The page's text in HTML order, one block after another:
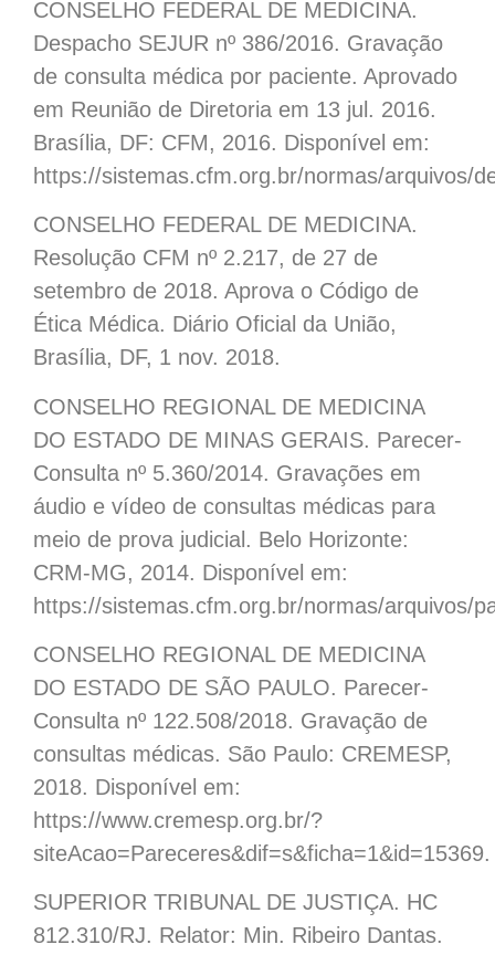
CONSELHO FEDERAL DE MEDICINA.
Despacho SEJUR nº 386/2016. Gravação
de consulta médica por paciente. Aprovado
em Reunião de Diretoria em 13 jul. 2016.
Brasília, DF: CFM, 2016. Disponível em:
https://sistemas.cfm.org.br/normas/arquivos/
CONSELHO FEDERAL DE MEDICINA.
Resolução CFM nº 2.217, de 27 de
setembro de 2018. Aprova o Código de
Ética Médica. Diário Oficial da União,
Brasília, DF, 1 nov. 2018.
CONSELHO REGIONAL DE MEDICINA
DO ESTADO DE MINAS GERAIS. Parecer-
Consulta nº 5.360/2014. Gravações em
áudio e vídeo de consultas médicas para
meio de prova judicial. Belo Horizonte:
CRM-MG, 2014. Disponível em:
https://sistemas.cfm.org.br/normas/arquivos/
CONSELHO REGIONAL DE MEDICINA
DO ESTADO DE SÃO PAULO. Parecer-
Consulta nº 122.508/2018. Gravação de
consultas médicas. São Paulo: CREMESP,
2018. Disponível em:
https://www.cremesp.org.br/?
siteAcao=Pareceres&dif=s&ficha=1&id=15369.
SUPERIOR TRIBUNAL DE JUSTIÇA. HC
812.310/RJ. Relator: Min. Ribeiro Dantas.